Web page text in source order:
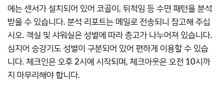
에는 센서가 설치되어 있어 코골이, 뒤척임 등 수면 패턴을 분석
받을 수 있습니다. 분석 리포트는 메일로 전송되니 참고해 주십
시오. 객실 및 샤워실은 성별에 따라 층고가 나누어져 있습니다.
심지어 승강기도 성별이 구분되어 있어 편하게 이용할 수 있습
니다. 체크인은 오후 2시에 시작되며, 체크아웃은 오전 10시까
지 마무리해야 합니다.